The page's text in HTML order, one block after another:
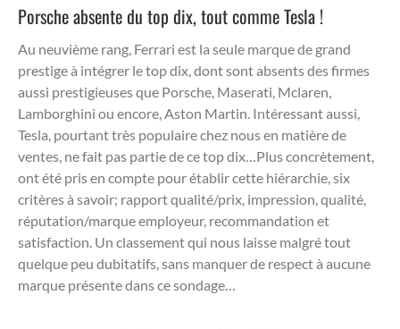
Porsche absente du top dix, tout comme Tesla !
Au neuvième rang, Ferrari est la seule marque de grand
prestige à intégrer le top dix, dont sont absents des firmes
aussi prestigieuses que Porsche, Maserati, Mclaren,
Lamborghini ou encore, Aston Martin. Intéressant aussi,
Tesla, pourtant très populaire chez nous en matière de
ventes, ne fait pas partie de ce top dix…Plus concrètement,
ont été pris en compte pour établir cette hiérarchie, six
critères à savoir; rapport qualité/prix, impression, qualité,
réputation/marque employeur, recommandation et
satisfaction. Un classement qui nous laisse malgré tout
quelque peu dubitatifs, sans manquer de respect à aucune
marque présente dans ce sondage…